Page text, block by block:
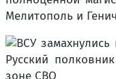
Мелитополь и